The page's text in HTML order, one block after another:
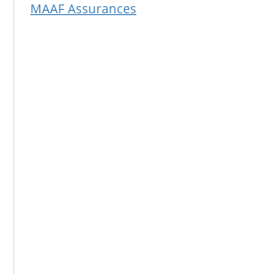
MAAF Assurances